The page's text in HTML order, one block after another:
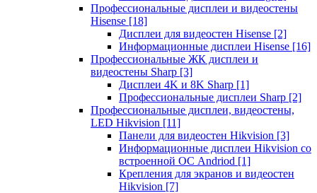
Профессиональные дисплеи и видеостены
Hisense [18]
Дисплеи для видеостен Hisense [2]
Информационные дисплеи Hisense [16]
Профессиональные ЖК дисплеи и
видеостены Sharp [3]
Дисплеи 4K и 8K Sharp [1]
Профессиональные дисплеи Sharp [2]
Профессиональные дисплеи, видеостены,
LED Hikvision [11]
Панели для видеостен Hikvision [3]
Информационные дисплеи Hikvision со
встроенной ОС Andriod [1]
Крепления для экранов и видеостен
Hikvision [7]